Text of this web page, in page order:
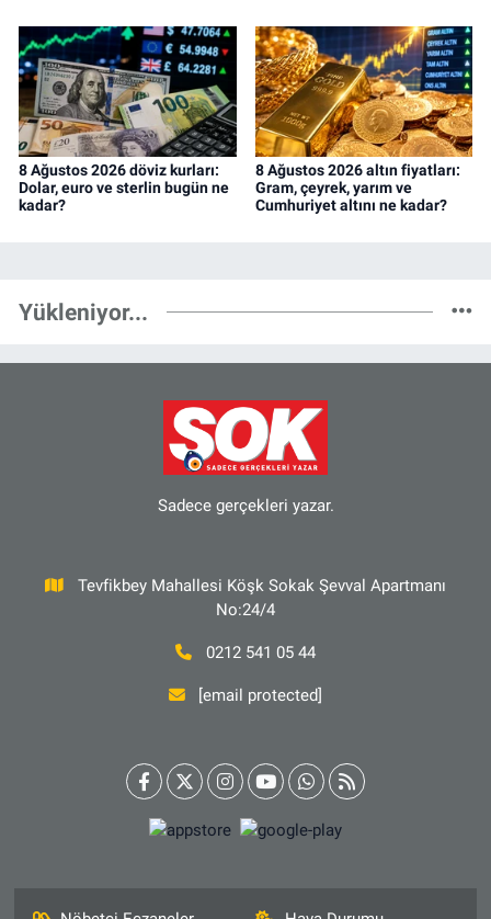
8 Ağustos 2026 döviz kurları:
Dolar, euro ve sterlin bugün ne
kadar?
8 Ağustos 2026 altın fiyatları:
Gram, çeyrek, yarım ve
Cumhuriyet altını ne kadar?
Yükleniyor...
Sadece gerçekleri yazar.
Tevfikbey Mahallesi Köşk Sokak Şevval Apartmanı
No:24/4
0212 541 05 44
[email protected]